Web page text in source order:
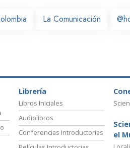
La Comunicación
Librería
Libros Iniciales
Audiolibros
Conferencias Introductorias
el